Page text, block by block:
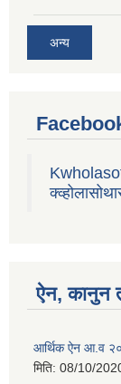
अन्य
ऐन, कानुन
आर्थिक ऐन आ.व
मिति: 08/10/